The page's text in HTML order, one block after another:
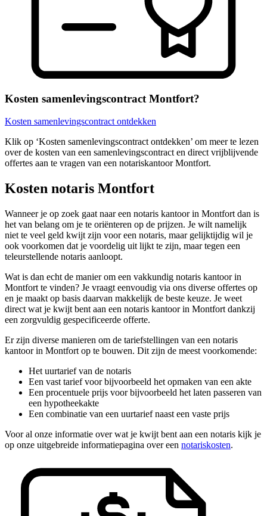
Kosten samenlevingscontract Montfort?
Kosten samenlevingscontract ontdekken
Klik op ‘Kosten samenlevingscontract ontdekken’ om meer te lezen
over de kosten van een samenlevingscontract en direct vrijblijvende
offertes aan te vragen van een notariskantoor Montfort.
Kosten notaris Montfort
Wanneer je op zoek gaat naar een notaris kantoor in Montfort dan is
het van belang om je te oriënteren op de prijzen. Je wilt namelijk
niet te veel geld kwijt zijn voor een notaris, maar gelijktijdig wil je
ook voorkomen dat je voordelig uit lijkt te zijn, maar tegen een
teleurstellende notaris aanloopt.
Wat is dan echt de manier om een vakkundig notaris kantoor in
Montfort te vinden? Je vraagt eenvoudig via ons diverse offertes op
en je maakt op basis daarvan makkelijk de beste keuze. Je weet
direct wat je kwijt bent aan een notaris kantoor in Montfort dankzij
een zorgvuldig gespecificeerde offerte.
Er zijn diverse manieren om de tariefstellingen van een notaris
kantoor in Montfort op te bouwen. Dit zijn de meest voorkomende:
Het uurtarief van de notaris
Een vast tarief voor bijvoorbeeld het opmaken van een akte
Een procentuele prijs voor bijvoorbeeld het laten passeren van
een hypotheekakte
Een combinatie van een uurtarief naast een vaste prijs
Voor al onze informatie over wat je kwijt bent aan een notaris kijk je
op onze uitgebreide informatiepagina over een notariskosten.